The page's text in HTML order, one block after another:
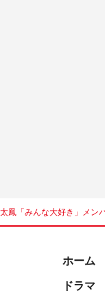
鳳「みんな大好き」メン
ホーム
ドラマ